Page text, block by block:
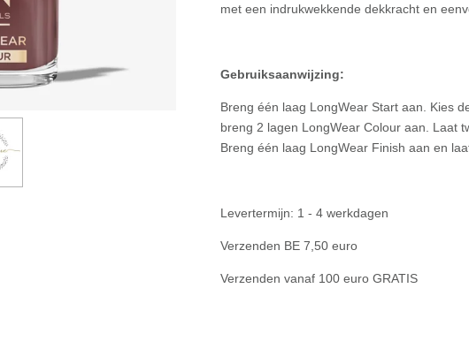
met een indrukwekkende dekkracht en
Gebruiksaanwijzing:
Breng één laag LongWear Start aan. Kies
breng 2 lagen LongWear Colour aan. Laat
Breng één laag LongWear Finish aan en
Levertermijn: 1 - 4 werkdagen
Verzenden BE 7,50 euro
Verzenden vanaf 100 euro GRATIS